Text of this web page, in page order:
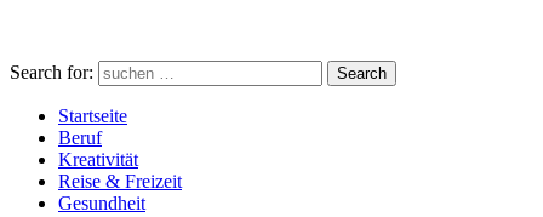
Search for: Search
Startseite
Beruf
Kreativität
Reise & Freizeit
Gesundheit